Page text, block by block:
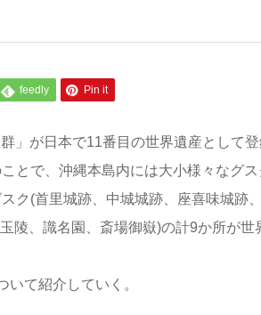
feedly Pin it
」が日本で11番目の世界遺産として登
とで、沖縄本島内には大小様々なグス
ク(首里城跡、中城城跡、座喜味城跡
陵、識名園、斎場御嶽)の計9か所が世
て紹介していく。